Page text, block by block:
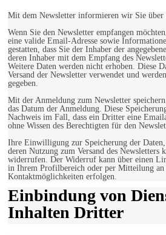
Mit dem Newsletter informieren wir Sie über
Wenn Sie den Newsletter empfangen
eine valide Email-Adresse sowie
gestatten, dass Sie der Inhaber der
deren Inhaber mit dem Empfang des
Weitere Daten werden nicht erhoben. Diese
Versand der Newsletter verwendet und
gegeben.
Mit der Anmeldung zum Newsletter
das Datum der Anmeldung. Diese
Nachweis im Fall, dass ein Dritter eine
ohne Wissen des Berechtigten für den
Ihre Einwilligung zur Speicherung der
deren Nutzung zum Versand des Newsletters
widerrufen. Der Widerruf kann über einen
in Ihrem Profilbereich oder per Mitteilung an
Kontaktmöglichkeiten erfolgen.
Einbindung von
Inhalten Dritter